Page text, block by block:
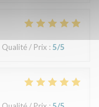
Qualité / Prix : 5/5